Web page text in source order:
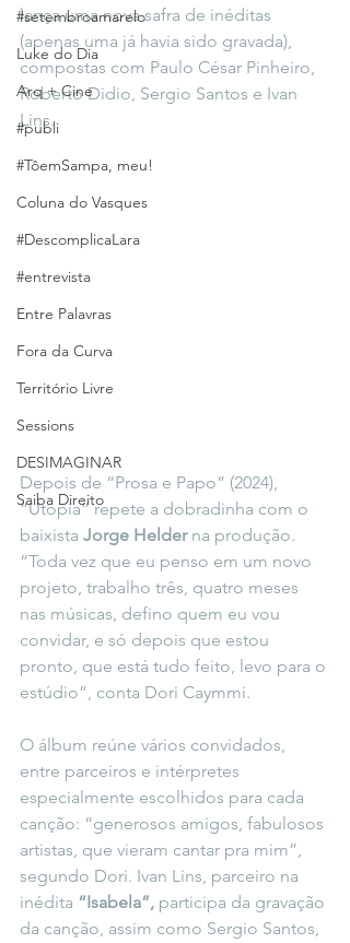
#setembroamarelo
Luke do Dia
Arq + Cine
#publi
#TôemSampa, meu!
Coluna do Vasques
#DescomplicaLara
#entrevista
Entre Palavras
Fora da Curva
Território Livre
Sessions
DESIMAGINAR
Saiba Direito
lança uma nova safra de inéditas
(apenas uma já havia sido gravada),
compostas com Paulo César Pinheiro,
Roberto Didio, Sergio Santos e Ivan
Lins.
Depois de “Prosa e Papo” (2024),
“Utopia” repete a dobradinha com o
baixista Jorge Helder na produção.
“Toda vez que eu penso em um novo
projeto, trabalho três, quatro meses
nas músicas, defino quem eu vou
convidar, e só depois que estou
pronto, que está tudo feito, levo para o
estúdio”, conta Dori Caymmi.
O álbum reúne vários convidados,
entre parceiros e intérpretes
especialmente escolhidos para cada
canção: “generosos amigos, fabulosos
artistas, que vieram cantar pra mim”,
segundo Dori. Ivan Lins, parceiro na
inédita “Isabela”, participa da gravação
da canção, assim como Sergio Santos,